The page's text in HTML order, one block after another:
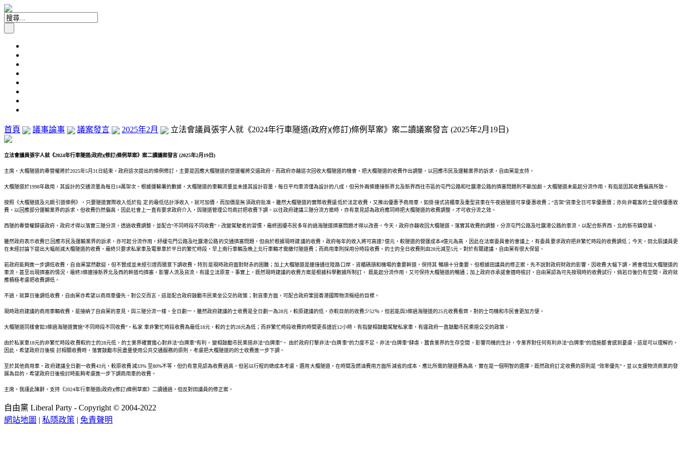
首頁 議事論事 議案發言 2025年2月 立法會議員張宇人就《2024年行車隧道(政府)(修訂)條例草案》案二讀議案發言 (2025年2月19日)
立法會議員張宇人就《2024年行車隧道(政府)(修訂)條例草案》案二讀議案發言 (2025年2月19日)
主席，大欖隧道的專營權將於2025年5月31日結束，政府這次提出的條例修訂，主要是因應大欖隧道的營運權將交還政府，而政府亦藉這次回收大欖隧道的機會，把大欖隧道的收費作出調整，以回應市民及運輸業界的訴求，自由黨是支持。
大欖隧道於1998年啟用，其設計的交通流量為每日14萬架次。根據運輸署的數據，大欖隧道的車輛流量並未達其設計容量，每日平均車流僅為設計的八成，但另外兩條連接新界北及新界西往市區的屯門公路和吐露港公路的擠塞問題則不斷加劇。大欖隧道未能起分流作用，有指是因其收費偏高所致。
按照《大欖隧道及元朗引道條例》，只要隧道實際收入低於指 定的最低估計淨收入，就可加價，而加價是無須政府批准。雖然大欖隧道的實際收費遠低於法定收費，又推出優惠予商用車，如掛接式貨櫃車及重型貨車在午夜過隧道可享優惠收費；“吉架”貨車全日可享優惠價；亦向非載客的士提供優惠收
費，以回應部分運輸業界的訴求，但收費仍然偏高，因此社會上一直有要求政府介入，與隧道管理公司商討把收費下調。以往政府建議三隧分流方案時，亦有意見認為政府應同時把大欖隧道的收費調整，才可收分流之效。
西隧的專營權歸還政府，政府才得以落實三隧分流，透過收費調整，並配合“不同時段不同收費”，改變駕駛者的習慣，最終困擾市民多年的過海隧道擠塞問題才得以改善。今天，政府亦藉收回大欖隧道，落實其收費的調整，分流屯門公路及吐露港公路的車流，以配合新界西、北的新市鎮發展。
雖然政府表示收費已回應市民及運輸業界的訴求，亦可起分流作用，紓緩屯門公路及吐露港公路的交通擠塞問題，但由於根據現時建議的收費，政府每年的收入將可高達7億元，較隧道的營運成本4億元為高，因此在法案委員會的會議上，有委員要求政府把非繁忙時段的收費調低；今天，田北辰議員更
在未經討論下提出大幅削減大欖隧道的收費，最終只要求私家車及電單車於平日的繁忙時段，早上南行車輛及晚上北行車輛才需繳付隧道費；而商用車則採用分時段收費，的士的全日收費則由28元減至5元。對於有關建議，自由黨有很大保留。
若政府能夠進一步調低收費，自由黨當然歡迎，但不贊成並未經引證而隨意下調收費，特別是現時政府面對財赤的困難；加上大欖隧道是連接通往陸路口岸、貨櫃碼頭和機場的重要幹道，保持其 暢順十分重要。但根據田議員的修正案，先不說對政府財政的影響，因收費大幅下調，將會增加大欖隧道的
車流，甚至出現擠塞的情況，最終3條連接新界北及西的幹道均擠塞，影響人流及貨流，有違立法原意。事實上，既然現時建議的收費方案是根據科學數據所制訂， 既能起分流作用，又可保持大欖隧道的暢通；加上政府亦承諾會適時檢討，自由黨認為可先按現時的收費試行，倘若日後仍有空間，政府就
應積極考慮把收費調低。
不過，就算日後調低收費，自由黨亦希望以商用車優先。對公交而言，這是配合政府鼓勵市民乘坐公交的政策；對貨車方面，可配合政府鞏固香港國際物流樞紐的目標。
現時政府建議的商用車輛收費，是接納了自由黨的意見，與三隧分流一樣，全日劃一。雖然政府建議的士收費是全日劃一為28元，較原建議的低，亦較目前的收費少52％，但若能與3條過海隧道的25元收費看齊，對的士司機和市民會更加方便。
大欖隧道同樣會如3條過海隧道實施“不同時段不同收費”，私家 車非繁忙時段收費為最低18元，較的士的28元為低；而非繁忙時段收費的時間更長達近12小時，有指變相鼓勵駕駛私家車，有違政府一直鼓勵市民乘搭公交的政策。
由於私家車18元的非繁忙時段收費較的士的28元低，的士業界確實擔心對非法“白牌車”有利，變相鼓勵市民乘搭非法“白牌車”。 由於政府打擊非法“白牌車”的力度不足，非法“白牌車”肆虐，蠶食業界的生存空間，影響司機的生計，令業界對任何有利非法“白牌車”的措施都會感到憂慮，這是可以理解的。
因此，希望政府日後檢 討相關收費時，落實鼓勵市民盡量使用公共交通服務的原則，考慮把大欖隧道的的士收費進一步下調。
至於其他商用車，政府建議全日劃一收費43元，較原收費減33% 至80%不等，但仍有意見認為收費過高，但若以行程的總成本考慮，選用大欖隧道，在時間及燃油費用方面所減省的成本，應比所需的隧道費為高，實在是一個明智的選擇。既然政府訂定收費的原則是 “效率優先”，並以支援物流商業的發
展為目的，希望政府日後檢討時能夠考慮進一步下調商用車的收費。
主席，我謹此陳辭，支持《2024年行車隧道(政府)(修訂)條例草案》二讀通過，但反對田議員的修正案。
自由黨 Liberal Party - Copyright © 2004-2022
網站地圖 | 私隱政策 | 免責聲明